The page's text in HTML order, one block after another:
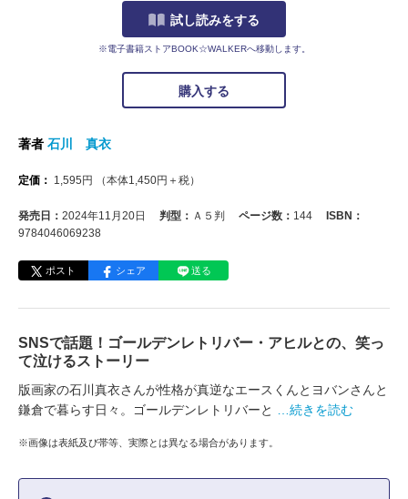
試し読みをする
※電子書籍ストアBOOK☆WALKERへ移動します。
購入する
著者 石川 真衣
定価： 1,595 円 （本体1,450円＋税）
発売日： 2024年11月20日 判型： Ａ５判 ページ数： 144
ISBN：
9784046069238
ポスト シェア 送る
SNSで話題！ゴールデンレトリバー・アヒルとの、笑っ
て泣けるストーリー
版画家の石川真衣さんが性格が真逆なエースくんとヨバンさんと
鎌倉で暮らす日々。ゴールデンレトリバーと
…続きを読む
※画像は表紙及び帯等、実際とは異なる場合があります。